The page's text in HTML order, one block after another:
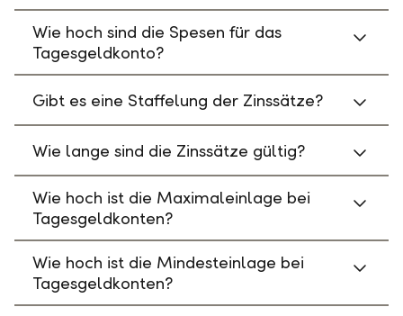
Wie hoch sind die Spesen für das
Tagesgeldkonto?
Gibt es eine Staffelung der Zinssätze?
Wie lange sind die Zinssätze gültig?
Wie hoch ist die Maximaleinlage bei
Tagesgeldkonten?
Wie hoch ist die Mindesteinlage bei
Tagesgeldkonten?